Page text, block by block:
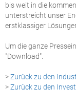
bis weit in die
unterstreicht unser
erstklassiger
Um die ganze
"Download".
>Zurück zu den
>Zurück zu den